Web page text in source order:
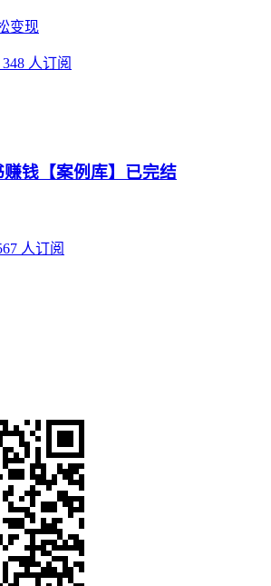
变现
348 人订阅
赚钱【案例库】已完结
人订阅